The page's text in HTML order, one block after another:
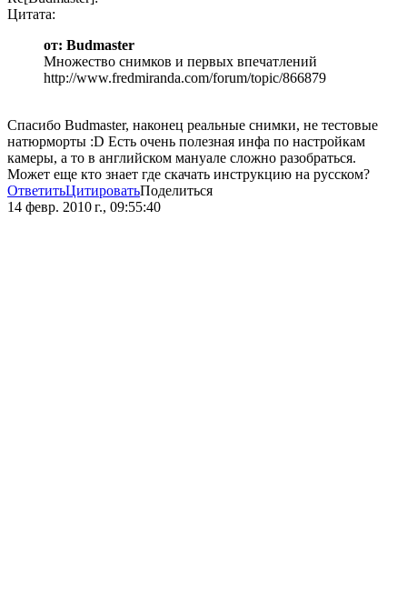
Цитата:
от: Budmaster
Множество снимков и первых впечатлений
http://www.fredmiranda.com/forum/topic/866879
Спасибо Budmaster, наконец реальные снимки, не тестовые
натюрморты :D Есть очень полезная инфа по настройкам
камеры, а то в английском мануале сложно разобраться.
Может еще кто знает где скачать инструкцию на русском?
ОтветитьЦитироватьПоделиться
14 февр. 2010 г., 09:55:40